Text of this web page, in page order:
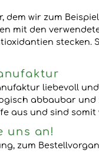
wir zum
mit den
stecken.
liebevoll
abbaubar
aus und sind somit
uns an!
zum